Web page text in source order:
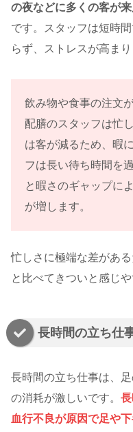
の夜などに多くの客が
です。スタッフは短時
らず、ストレスが高まり
飲み物や食事の注文
配膳のスタッフは忙
は客が減るため、暇
フは長い待ち時間を
と暇さのギャップに
が増します。
忙しさに極端な差があ
と比べてきついと感じや
長時間の立ち仕
長時間の立ち仕事は、
の消耗が激しいです。
血行不良が原因で足や